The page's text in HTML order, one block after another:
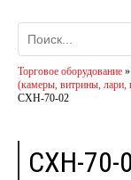
Торговое оборудование »
(камеры, витрины,
СХН-70-02
СХН-70-